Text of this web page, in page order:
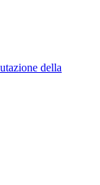
della